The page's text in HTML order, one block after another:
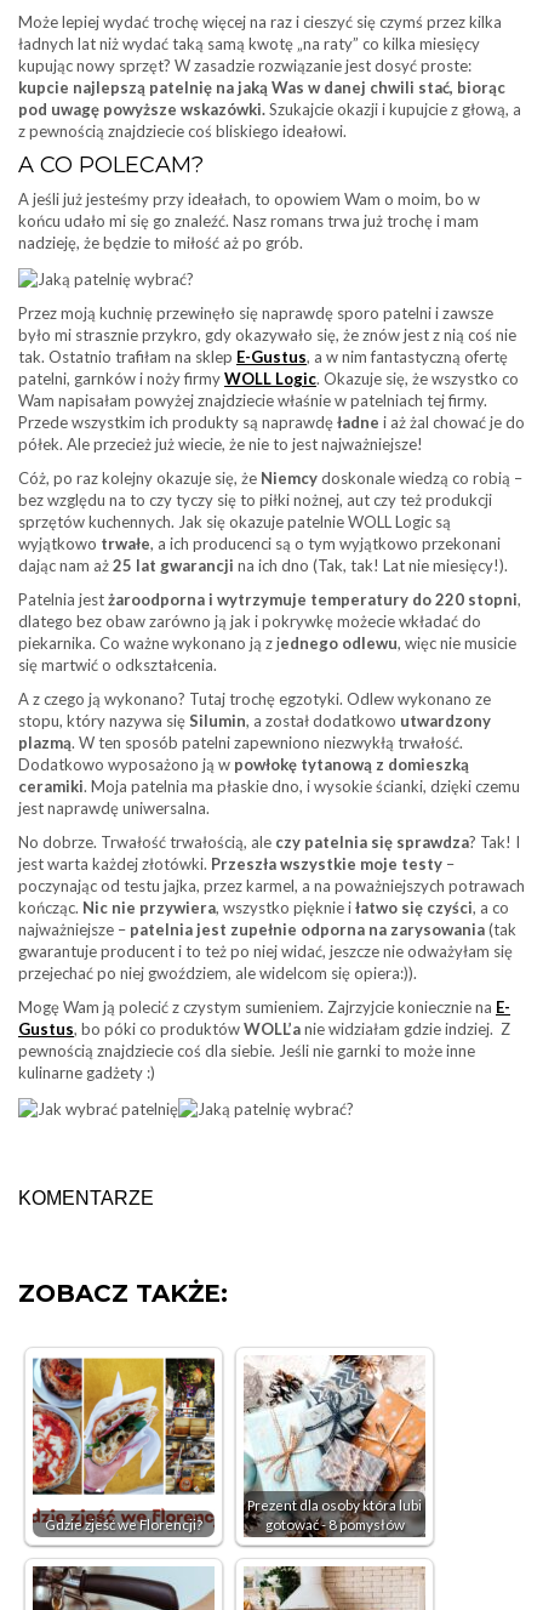
Może lepiej wydać trochę więcej na raz i cieszyć się czymś przez kilka
ładnych lat niż wydać taką samą kwotę „na raty” co kilka miesięcy
kupując nowy sprzęt? W zasadzie rozwiązanie jest dosyć proste:
kupcie najlepszą patelnię na jaką Was w danej chwili stać, biorąc
pod uwagę powyższe wskazówki.Szukajcie okazji i kupujcie z głową, a
z pewnością znajdziecie coś bliskiego ideałowi.
A CO POLECAM?
A jeśli już jesteśmy przy ideałach, to opowiem Wam o moim, bo w
końcu udało mi się go znaleźć. Nasz romans trwa już trochę i mam
nadzieję, że będzie to miłość aż po grób.
Przez moją kuchnię przewinęło się naprawdę sporo patelni i zawsze
było mi strasznie przykro, gdy okazywało się, że znów jest z nią coś nie
tak. Ostatnio trafiłam na sklep E-Gustus, a w nim fantastyczną ofertę
patelni, garnków i noży firmyWOLL Logic. Okazuje się, że wszystko co
Wam napisałam powyżej znajdziecie właśnie w patelniach tej firmy.
Przede wszystkim ich produkty są naprawdęładne i aż żal chować je do
półek. Ale przecież już wiecie, że nie to jest najważniejsze!
Cóż, po raz kolejny okazuje się, że Niemcydoskonale wiedzą co robią –
bez względu na to czy tyczy się to piłki nożnej, aut czy też produkcji
sprzętów kuchennych. Jak się okazuje patelnie WOLL Logic są
wyjątkowo trwałe, a ich producenci są o tym wyjątkowo przekonani
dając nam aż25 lat gwarancji na ich dno (Tak, tak! Lat nie miesięcy!).
Patelnia jestżaroodporna i wytrzymuje temperatury do 220 stopni,
dlatego bez obaw zarówno ją jak i pokrywkę możecie wkładać do
piekarnika. Co ważne wykonano ją z jednego odlewu, więc nie musicie
się martwić o odkształcenia.
A z czego ją wykonano? Tutaj trochę egzotyki. Odlew wykonano ze
stopu, który nazywa sięSilumin, a został dodatkowo utwardzony
plazmą. W ten sposób patelni zapewniono niezwykłą trwałość.
Dodatkowo wyposażono ją w powłokę tytanową z domieszką
ceramiki. Moja patelnia ma płaskie dno, i wysokie ścianki, dzięki czemu
jest naprawdę uniwersalna.
No dobrze. Trwałość trwałością, ale czy patelnia się sprawdza? Tak! I
jest warta każdej złotówki. Przeszła wszystkie moje testy –
poczynając od testu jajka, przez karmel, a na poważniejszych potrawach
kończąc. Nic nie przywiera, wszystko pięknie iłatwo się czyści, a co
najważniejsze – patelnia jest zupełnie odporna na zarysowania(tak
gwarantuje producent i to też po niej widać, jeszcze nie odważyłam się
przejechać po niej gwoździem, ale widelcom się opiera:)).
Mogę Wam ją polecić z czystym sumieniem. Zajrzyjcie koniecznie na E-
Gustus, bo póki co produktówWOLL’anie widziałam gdzie indziej. Z
pewnością znajdziecie coś dla siebie. Jeśli nie garnki to może inne
kulinarne gadżety :)
KOMENTARZE
ZOBACZ TAKŻE:
Gdzie zjeść we Florencji?
Prezent dla osoby która lubi
gotować - 8 pomysłów